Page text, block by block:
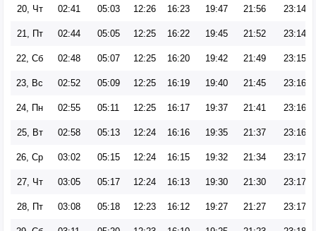
20, Чт 02:41 05:03 12:26 16:23 19:47 21:56 23:14
21, Пт 02:44 05:05 12:25 16:22 19:45 21:52 23:14
22, Сб 02:48 05:07 12:25 16:20 19:42 21:49 23:15
23, Вс 02:52 05:09 12:25 16:19 19:40 21:45 23:16
24, Пн 02:55 05:11 12:25 16:17 19:37 21:41 23:16
25, Вт 02:58 05:13 12:24 16:16 19:35 21:37 23:16
26, Ср 03:02 05:15 12:24 16:15 19:32 21:34 23:17
27, Чт 03:05 05:17 12:24 16:13 19:30 21:30 23:17
28, Пт 03:08 05:18 12:23 16:12 19:27 21:27 23:17